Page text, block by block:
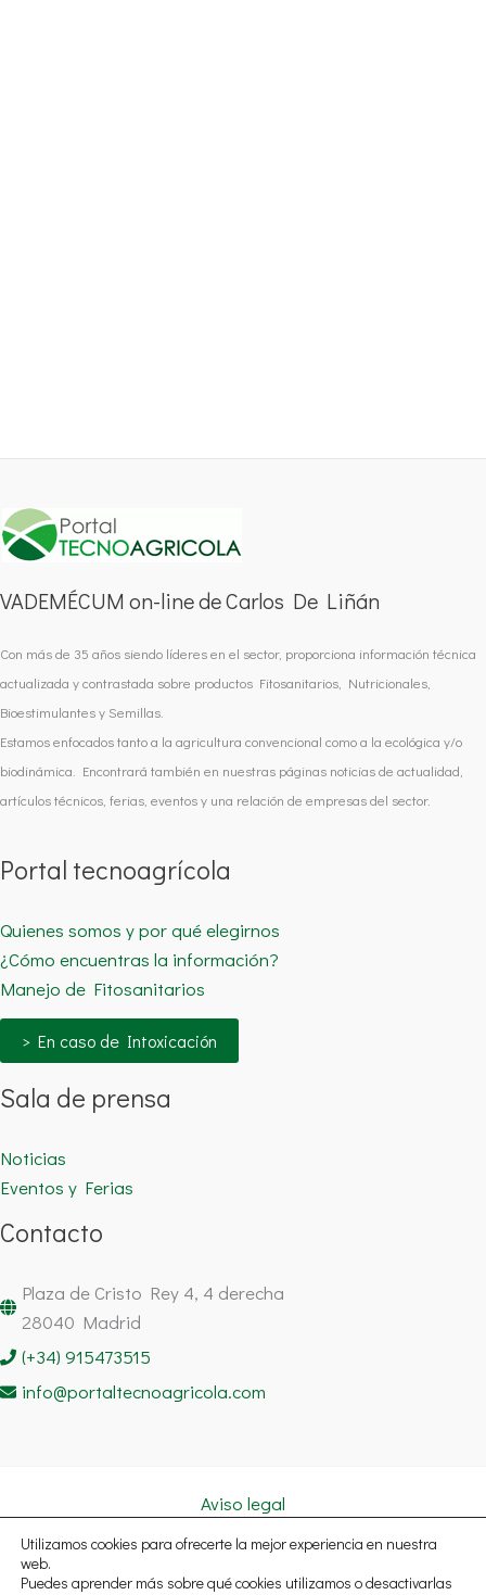
VADEMÉCUM on-line de Carlos De Liñán
Con más de 35 años siendo líderes en el sector, proporciona información técnica
actualizada y contrastada sobre productos Fitosanitarios, Nutricionales,
Bioestimulantes y Semillas.
Estamos enfocados tanto a la agricultura convencional como a la ecológica y/o
biodinámica. Encontrará también en nuestras páginas noticias de actualidad,
artículos técnicos, ferias, eventos y una relación de empresas del sector.
Portal tecnoagrícola
Quienes somos y por qué elegirnos
¿Cómo encuentras la información?
Manejo de Fitosanitarios
> En caso de Intoxicación
Sala de prensa
Noticias
Eventos y Ferias
Contacto
Plaza de Cristo Rey 4, 4 derecha
28040 Madrid
(+34) 915473515
info@portaltecnoagricola.com
Aviso legal
Política de cookies
Utilizamos cookies para ofrecerte la mejor experiencia en nuestra
web.
Puedes aprender más sobre qué cookies utilizamos o desactivarlas